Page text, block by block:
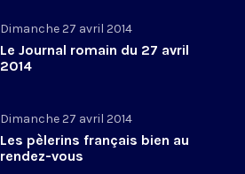
Dimanche 27 avril 2014
Le Journal romain du 27 avril
2014
Dimanche 27 avril 2014
Les pèlerins français bien au
rendez-vous